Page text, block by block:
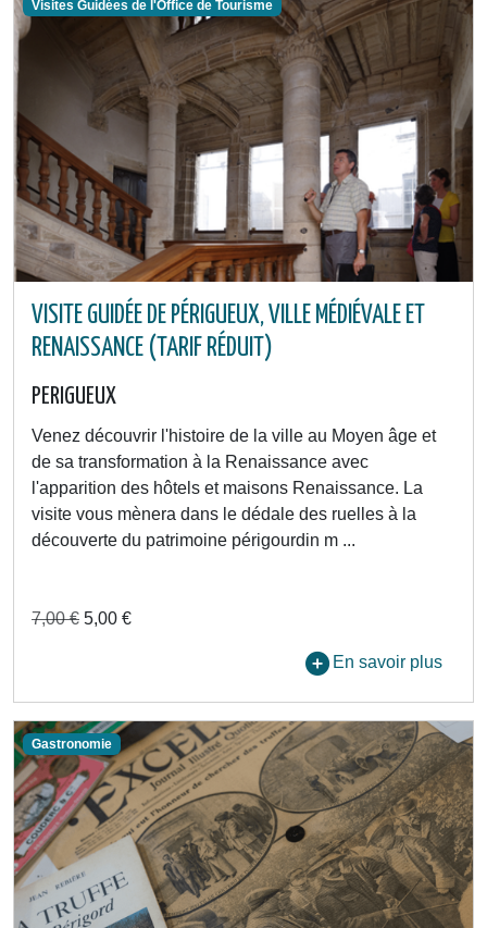
Visites Guidées de l'Office de Tourisme
VISITE GUIDÉE DE PÉRIGUEUX, VILLE MÉDIÉVALE ET
RENAISSANCE (TARIF RÉDUIT)
PERIGUEUX
Venez découvrir l'histoire de la ville au Moyen âge et
de sa transformation à la Renaissance avec
l'apparition des hôtels et maisons Renaissance. La
visite vous mènera dans le dédale des ruelles à la
découverte du patrimoine périgourdin m ...
7,00 € 5,00 €
En savoir plus
Gastronomie